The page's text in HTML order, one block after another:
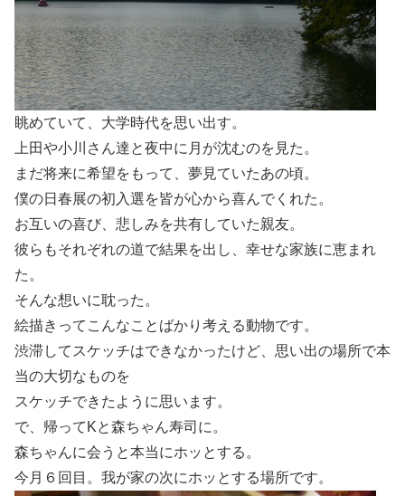
眺めていて、大学時代を思い出す。
上田や小川さん達と夜中に月が沈むのを見た。
まだ将来に希望をもって、夢見ていたあの頃。
僕の日春展の初入選を皆が心から喜んでくれた。
お互いの喜び、悲しみを共有していた親友。
彼らもそれぞれの道で結果を出し、幸せな家族に恵まれ
た。
そんな想いに耽った。
絵描きってこんなことばかり考える動物です。
渋滞してスケッチはできなかったけど、思い出の場所で本
当の大切なものを
スケッチできたように思います。
で、帰ってKと森ちゃん寿司に。
森ちゃんに会うと本当にホッとする。
今月６回目。我が家の次にホッとする場所です。